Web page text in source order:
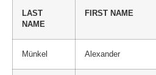
LAST
NAME
FIRST NAME
Münkel Alexander